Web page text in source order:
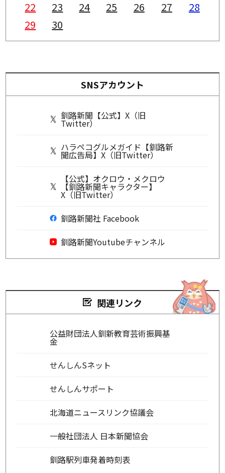
22
23 24 25 26 27
28
29
30
SNSアカウント
釧路新聞【公式】X（旧
Twitter）
ハラペコグルメガイド【釧路新
聞広告局】X（旧Twitter）
【公式】オクロウ・メクロウ
【釧路新聞キャラクター】
X（旧Twitter）
釧路新聞社 Facebook
釧路新聞Youtubeチャンネル
関連リンク
公益財団法人釧新教育芸術振興基
金
せんしんSネット
せんしんサポート
北海道ニュースリンク協議会
一般社団法人 日本新聞協会
釧路駅列車発着時刻表